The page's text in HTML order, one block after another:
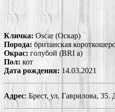
Кличка: Oscar (Оскар)
Порода: британская
Окрас: голубой (BRI a)
Пол: кот
Дата рождения: 14.03.2021
Адрес: Брест, ул. Гаврилова,